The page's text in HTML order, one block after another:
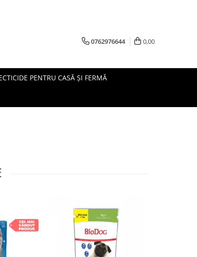
0762976644 0,00
PENTRU CASĂ ȘI FERMĂ